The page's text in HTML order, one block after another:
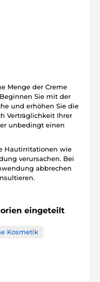
Menge der Creme
Sie mit der
und erhöhen Sie die
Verträglichkeit Ihrer
unbedingt einen
Hautirritationen wie
verursachen. Bei
abbrechen
eingeteilt
Kosmetik